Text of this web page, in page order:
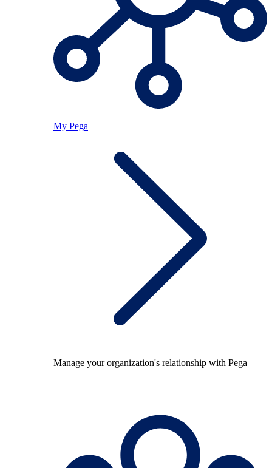
My Pega
Manage your organization's relationship with Pega